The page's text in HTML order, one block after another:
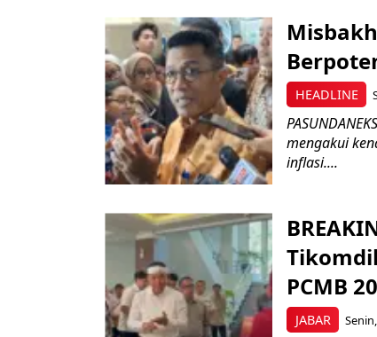
HEADLINE
mengakui
inflasi....
JABAR
PCMB